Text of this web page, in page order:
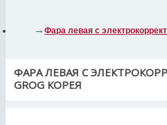
Фара левая с
ФАРА ЛЕВАЯ С
GROG КОРЕЯ